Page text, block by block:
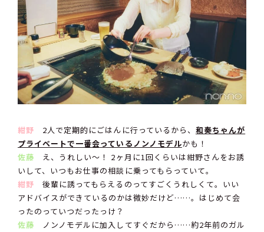
紺野 2人で定期的にごはんに行っているから、 和奏ちゃんが
プライベートで一番会っているノンノモデルかも！
佐藤 え、うれしい〜！ 2ヶ月に1回くらいは紺野さんをお誘
いして、いつもお仕事の相談に乗ってもらっていて。
紺野 後輩に誘ってもらえるのってすごくうれしくて。いい
アドバイスができているのかは微妙だけど……。はじめて会
ったのっていつだったっけ？
佐藤 ノンノモデルに加入してすぐだから……約2年前のガル